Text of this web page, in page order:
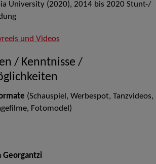
University (2020), 2014 bis 2020 Stunt-/
und Videos
/ Kenntnisse /
(Schauspiel, Werbespot, Tanzvideos,
Fotomodel)
Georgantzi